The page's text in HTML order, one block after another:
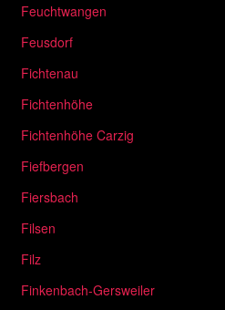
Feuchtwangen
Feusdorf
Fichtenau
Fichtenhöhe
Fichtenhöhe Carzig
Fiefbergen
Fiersbach
Filsen
Filz
Finkenbach-Gersweiler